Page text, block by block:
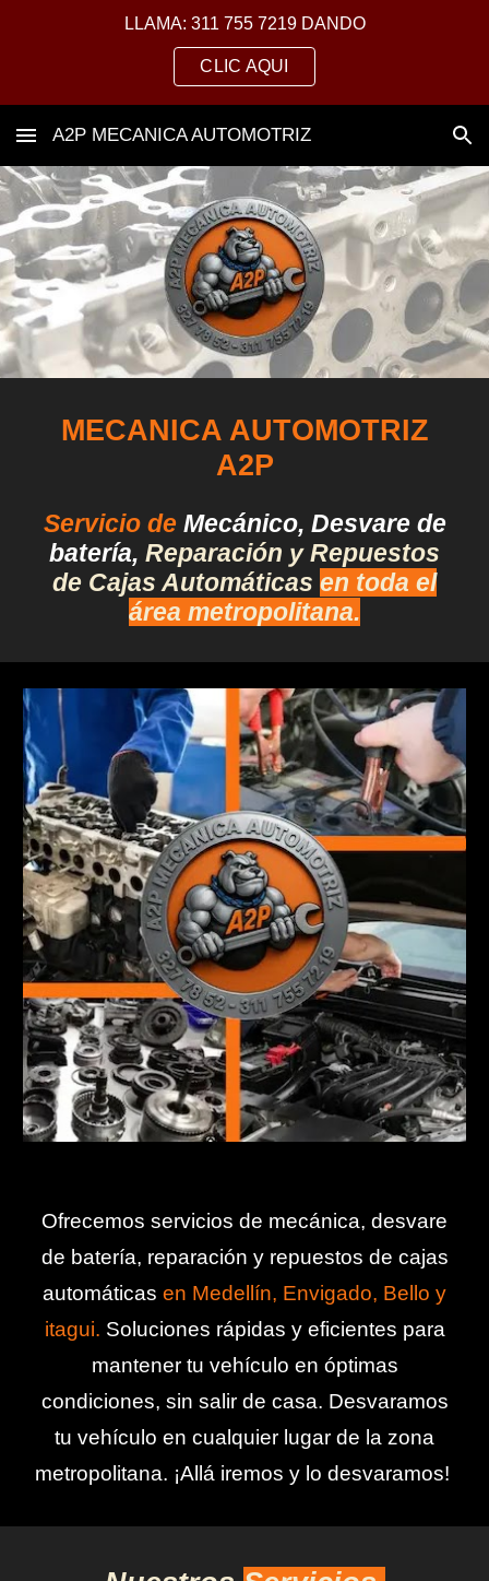
LLAMA: 311 755 7219 DANDO
CLIC AQUI
A2P MECANICA AUTOMOTRIZ
MECANICA AUTOMOTRIZ
A2P
Servicio deMecánico, Desvare de
batería, Reparación y Repuestos
de Cajas Automáticas en toda el
área metropolitana.
Ofrecemos servicios de mecánica, desvare
de batería, reparación y repuestos de cajas
automáticas en Medellín, Envigado, Bello y
itagui. Soluciones rápidas y eficientes para
mantener tu vehículo en óptimas
condiciones, sin salir de casa. Desvaramos
tu vehículo en cualquier lugar de la zona
metropolitana. ¡Allá iremos y lo desvaramos!